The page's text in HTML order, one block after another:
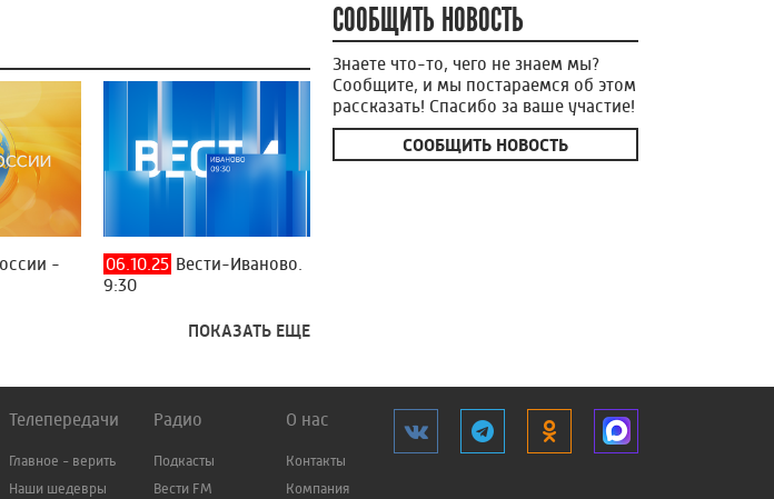
-
06.10.25 Вести-Иваново.
9:30
ПОКАЗАТЬ ЕЩЕ
СООБЩИТЬ НОВОСТЬ
Знаете что-то, чего не знаем мы?
Сообщите, и мы постараемся об этом
рассказать! Спасибо за ваше участие!
СООБЩИТЬ НОВОСТЬ
Телепередачи
Главное - верить
Наши шедевры
Радио
Подкасты
Вести FM
О нас
Контакты
Компания